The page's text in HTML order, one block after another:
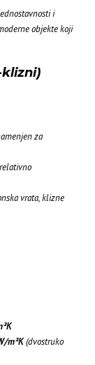
i
objekte koji
klizni)
za
vrata, klizne
m²K(dvostruko